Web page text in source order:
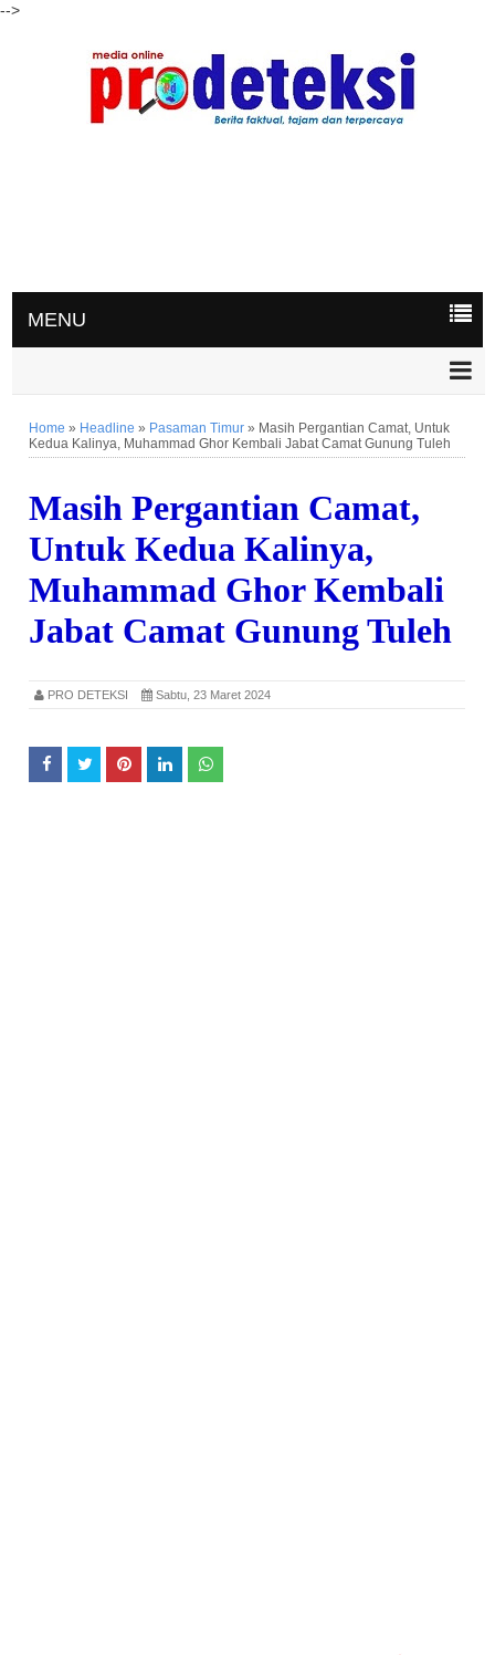
-->
MENU
Home » Headline » Pasaman Timur » Masih Pergantian Camat, Untuk
Kedua Kalinya, Muhammad Ghor Kembali Jabat Camat Gunung Tuleh
Masih Pergantian Camat,
Untuk Kedua Kalinya,
Muhammad Ghor Kembali
Jabat Camat Gunung Tuleh
PRO DETEKSI Sabtu, 23 Maret 2024